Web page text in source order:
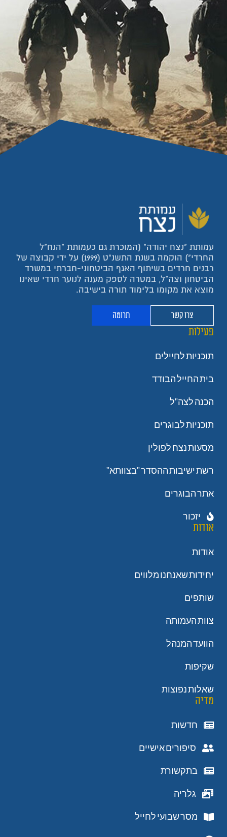
עמותת "נצח יהודה" (המוכרת גם כעמותת "הנח"ל
החרדי") הוקמה בשנת התשנ"ט (1999) על ידי קבוצה של
רבנים חרדים בשיתוף האגף הביטחוני-חברתי במשרד
הביטחון וצה"ל, במטרה לספק מענה לנוער חרדי שאינו
מוצא את מקומו בלימוד תורה בישיבה.
צרו קשר תרומה
פעילות
תוכניות לחיילים
בית החייל הבודד
הכנה לצה"ל
תוכניות לבוגרים
מסעות נצח לפולין
רשת ישיבות ההסדר "בצוותא"
אתר הבוגרים
יזכור
אודות
אודות
יחידות שאנחנו מלווים
שותפים
צוות העמותה
הוועד המנהל
שקיפות
שאלות נפוצות
מדיה
חדשות
סיפורים אישיים
בתקשורת
גלריה
מסר שבועי לחייל